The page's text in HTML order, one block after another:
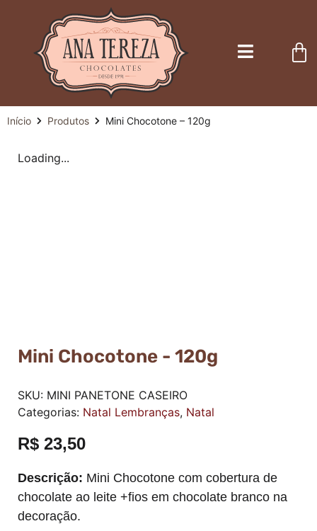
Início Produtos Mini Chocotone – 120g
Loading...
Mini Chocotone - 120g
SKU: MINI PANETONE CASEIRO
Categorias: Natal Lembranças, Natal
R$ 23,50
Descrição: Mini Chocotone com cobertura de
chocolate ao leite +fios em chocolate branco na
decoração.